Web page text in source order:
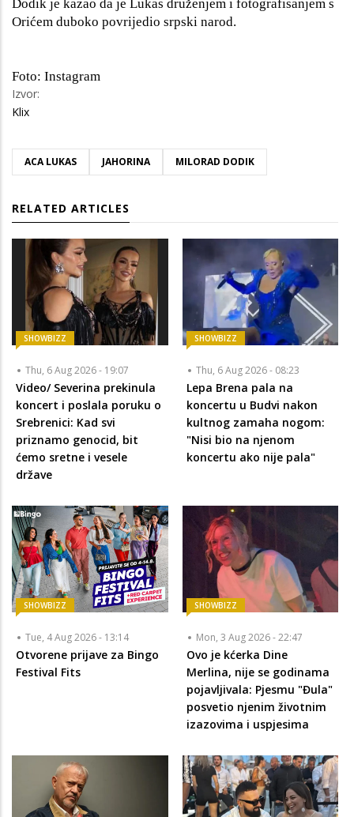
Dodik je kazao da je Lukas druženjem i fotografisanjem s
Orićem duboko povrijedio srpski narod.
Foto: Instagram
Izvor:
Klix
ACA LUKAS JAHORINA MILORAD DODIK
RELATED ARTICLES
SHOWBIZZ
Thu, 6 Aug 2026 - 19:07
Video/ Severina prekinula
koncert i poslala poruku o
Srebrenici: Kad svi
priznamo genocid, bit
ćemo sretne i vesele
države
SHOWBIZZ
Thu, 6 Aug 2026 - 08:23
Lepa Brena pala na
koncertu u Budvi nakon
kultnog zamaha nogom:
"Nisi bio na njenom
koncertu ako nije pala"
SHOWBIZZ
Tue, 4 Aug 2026 - 13:14
Otvorene prijave za Bingo
Festival Fits
SHOWBIZZ
Mon, 3 Aug 2026 - 22:47
Ovo je kćerka Dine
Merlina, nije se godinama
pojavljivala: Pjesmu "Đula"
posvetio njenim životnim
izazovima i uspjesima